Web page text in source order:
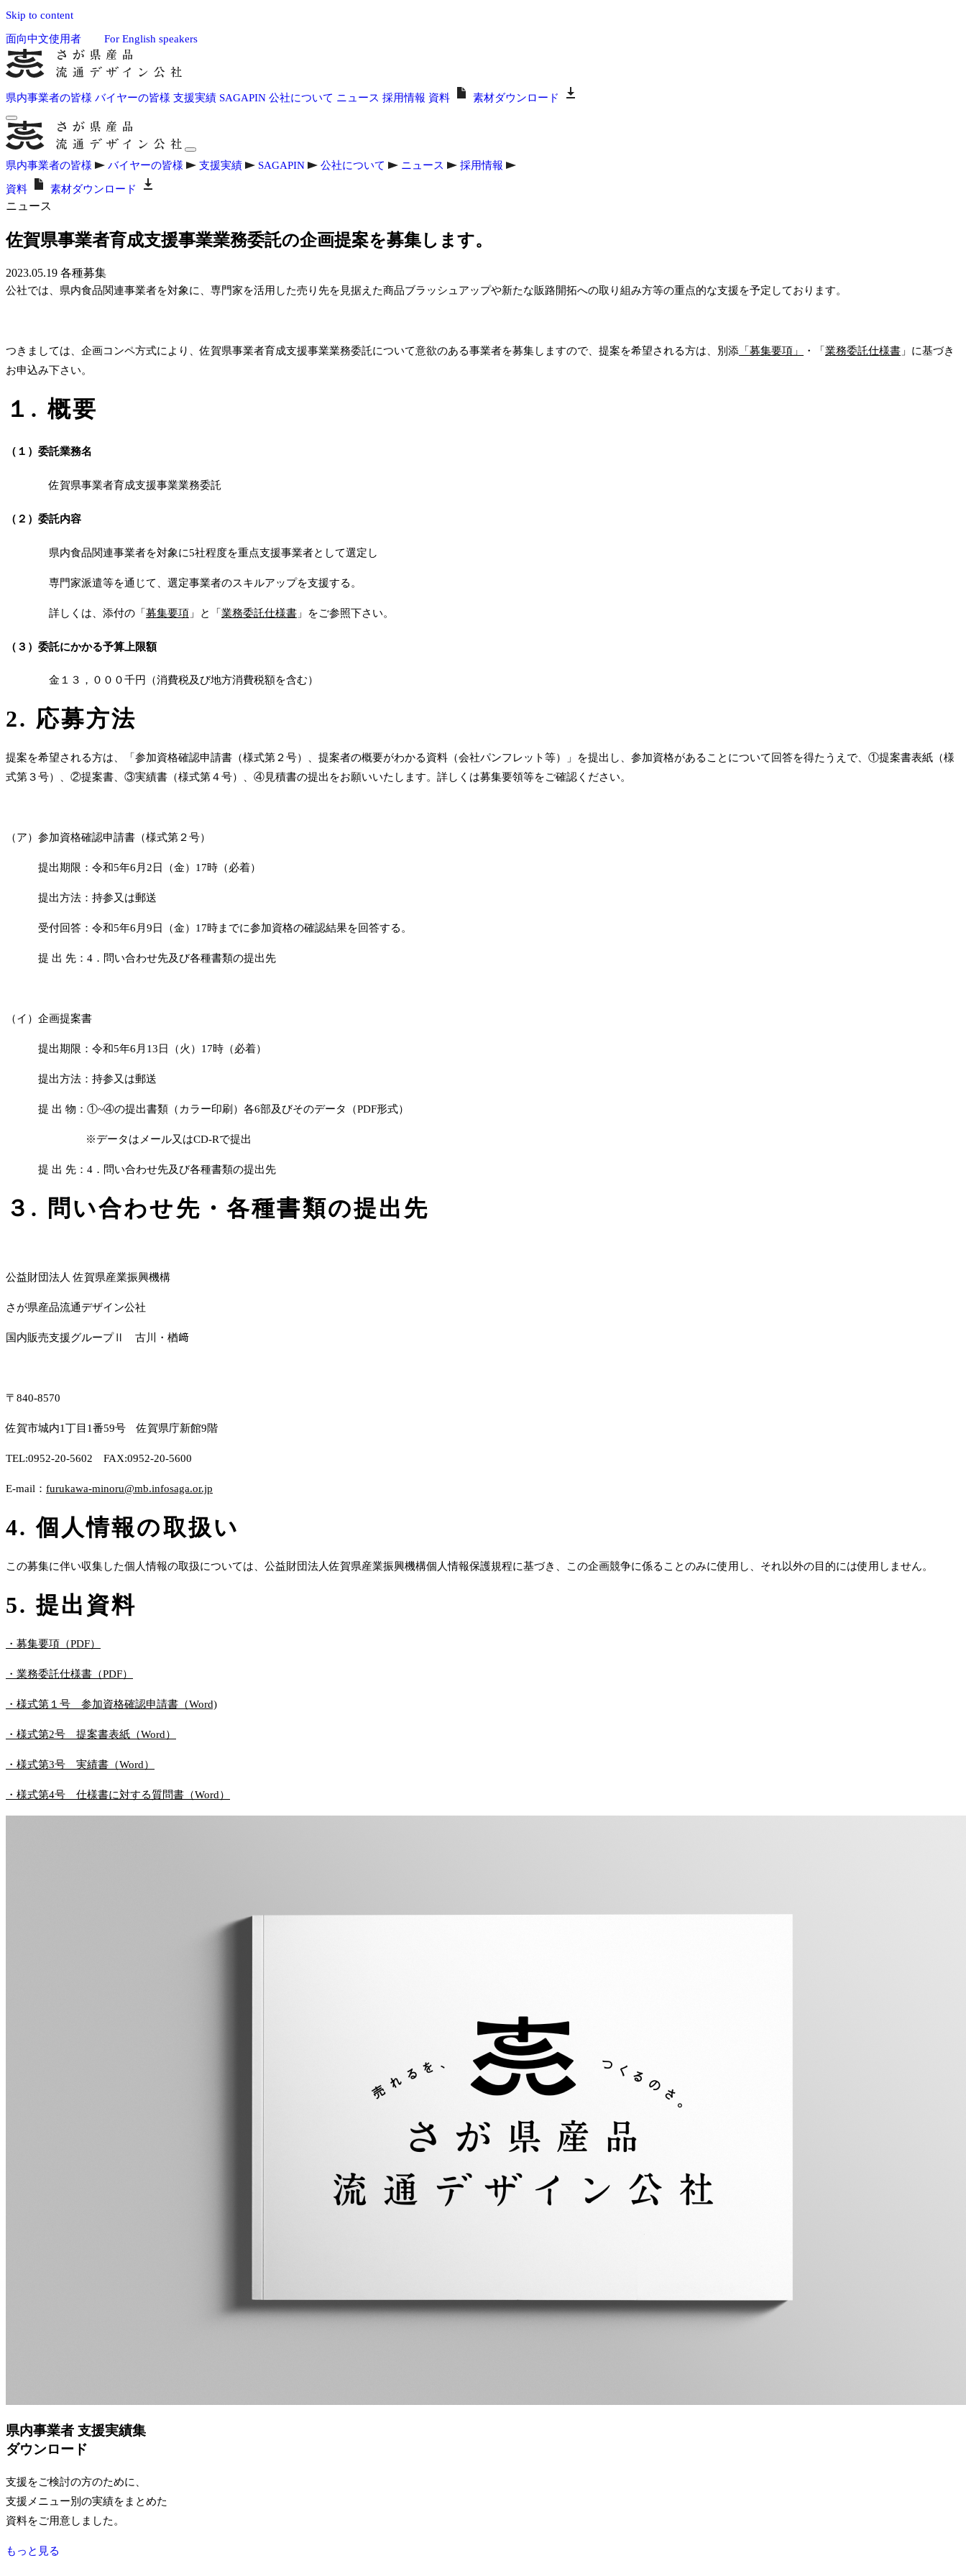
Skip to content
面向中文使用者 For English speakers
県内事業者の皆様 バイヤーの皆様 支援実績 SAGAPIN 公社について ニュース 採用情報 資料 素材ダウンロード
県内事業者の皆様 バイヤーの皆様 支援実績 SAGAPIN 公社について ニュース 採用情報
資料 素材ダウンロード
ニュース
佐賀県事業者育成支援事業業務委託の企画提案を募集します。
2023.05.19 各種募集
公社では、県内食品関連事業者を対象に、専門家を活用した売り先を見据えた商品ブラッシュアップや新たな販路開拓への取り組み方等の重点的な支援を予定しております。
つきましては、企画コンペ方式により、佐賀県事業者育成支援事業業務委託について意欲のある事業者を募集しますので、提案を希望される方は、別添 「募集要項」 ・「 業務委託仕様書 」に基づき
お申込み下さい。
１. 概要
（１）委託業務名
佐賀県事業者育成支援事業業務委託
（２）委託内容
県内食品関連事業者を対象に5社程度を重点支援事業者として選定し
専門家派遣等を通じて、選定事業者のスキルアップを支援する。
詳しくは、添付の「募集要項 」と「業務委託仕様書 」をご参照下さい。
（３）委託にかかる予算上限額
金１３，０００千円（消費税及び地方消費税額を含む）
2. 応募方法
提案を希望される方は、「参加資格確認申請書（様式第２号）、提案者の概要がわかる資料（会社パンフレット等）」を提出し、参加資格があることについて回答を得たうえで、①提案書表紙（様
式第３号）、②提案書、③実績書（様式第４号）、④見積書の提出をお願いいたします。詳しくは募集要領等をご確認ください。
（ア）参加資格確認申請書（様式第２号）
提出期限：令和5年6月2日（金）17時（必着）
提出方法：持参又は郵送
受付回答：令和5年6月9日（金）17時までに参加資格の確認結果を回答する。
提 出 先：4．問い合わせ先及び各種書類の提出先
（イ）企画提案書
提出期限：令和5年6月13日（火）17時（必着）
提出方法：持参又は郵送
提 出 物：①~④の提出書類（カラー印刷）各6部及びそのデータ（PDF形式）
※データはメール又はCD-Rで提出
提 出 先：4．問い合わせ先及び各種書類の提出先
３. 問い合わせ先・各種書類の提出先
公益財団法人 佐賀県産業振興機構
さが県産品流通デザイン公社
国内販売支援グループⅡ 古川・楢﨑
〒840-8570
佐賀市城内1丁目1番59号 佐賀県庁新館9階
TEL:0952-20-5602 FAX:0952-20-5600
E-mail： furukawa-minoru@mb.infosaga.or.jp
4. 個人情報の取扱い
この募集に伴い収集した個人情報の取扱については、公益財団法人佐賀県産業振興機構個人情報保護規程に基づき、この企画競争に係ることのみに使用し、それ以外の目的には使用しません。
5. 提出資料
・募集要項（PDF）
・業務委託仕様書（PDF）
・様式第１号 参加資格確認申請書（Word)
・様式第2号 提案書表紙（Word）
・様式第3号 実績書（Word）
・様式第4号 仕様書に対する質問書（Word）
県内事業者 支援実績集
ダウンロード
支援をご検討の方のために、
支援メニュー別の実績をまとめた
資料をご用意しました。
もっと見る